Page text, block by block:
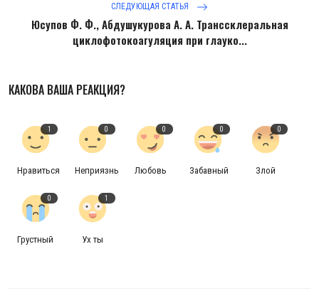
СЛЕДУЮЩАЯ СТАТЬЯ
Юсупов Ф. Ф., Абдушукурова А. А. Транссклеральная
циклофотокоагуляция при глауко...
КАКОВА ВАША РЕАКЦИЯ?
1
Нравиться
0
Неприязнь
0
Любовь
0
Забавный
0
Злой
0
Грустный
1
Ух ты